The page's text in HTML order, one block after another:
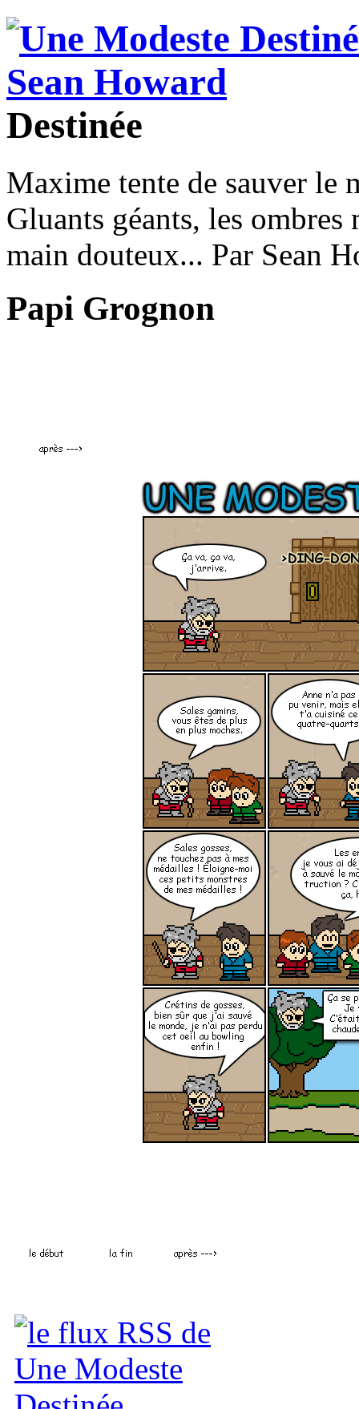
Destinée
Maxime tente de sauver le
Gluants géants, les ombres
main douteux... Par Sean
Papi Grognon